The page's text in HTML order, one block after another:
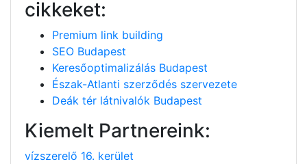
cikkeket:
Premium link building
SEO Budapest
Keresőoptimalizálás Budapest
Észak-Atlanti szerződés szervezete
Deák tér látnivalók Budapest
Kiemelt Partnereink:
vízszerelő 16. kerület